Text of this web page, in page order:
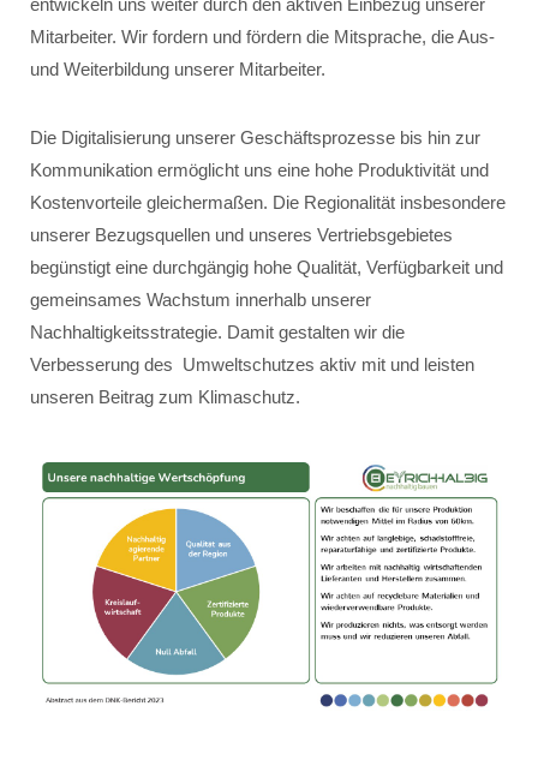
Mitarbeiter. Wir fordern und fördern die Mitsprache, die Aus-
und Weiterbildung unserer Mitarbeiter.
Die Digitalisierung unserer Geschäftsprozesse bis hin zur
Kommunikation ermöglicht uns eine hohe Produktivität und
Kostenvorteile gleichermaßen. Die Regionalität insbesondere
unserer Bezugsquellen und unseres Vertriebsgebietes
begünstigt eine durchgängig hohe Qualität, Verfügbarkeit und
gemeinsames Wachstum innerhalb unserer
Nachhaltigkeitsstrategie. Damit gestalten wir die
Verbesserung des Umweltschutzes aktiv mit und leisten
unseren Beitrag zum Klimaschutz.